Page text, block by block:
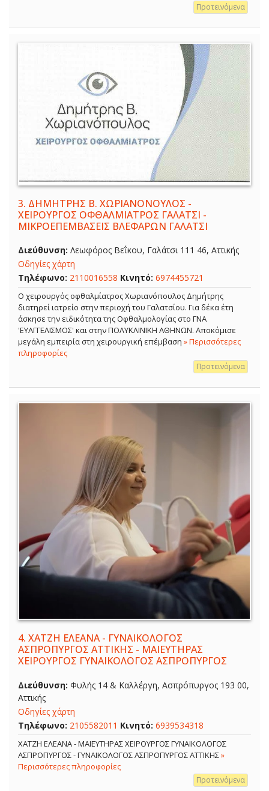
Προτεινόμενα
3. ΔΗΜΗΤΡΗΣ Β. ΧΩΡΙΑΝΟΝΟΥΛΟΣ -
ΧΕΙΡΟΥΡΓΟΣ ΟΦΘΑΛΜΙΑΤΡΟΣ ΓΑΛΑΤΣΙ -
ΜΙΚΡΟΕΠΕΜΒΑΣΕΙΣ ΒΛΕΦΑΡΩΝ ΓΑΛΑΤΣΙ
Διεύθυνση: Λεωφόρος Βεΐκου, Γαλάτσι 111 46, Αττικής
Οδηγίες χάρτη
Τηλέφωνο: 2110016558 Κινητό: 6974455721
Ο χειρουργός οφθαλμίατρος Χωριανόπουλος Δημήτρης
διατηρεί ιατρείο στην περιοχή του Γαλατσίου. Για δέκα έτη
άσκησε την ειδικότητα της Οφθαλμολογίας στο ΓΝΑ
'ΕΥΑΓΓΕΛΙΣΜΟΣ' και στην ΠΟΛΥΚΛΙΝΙΚΗ ΑΘΗΝΩΝ. Αποκόμισε
μεγάλη εμπειρία στη χειρουργική επέμβαση » Περισσότερες
πληροφορίες
Προτεινόμενα
4. ΧΑΤΖΗ ΕΛΕΑΝΑ - ΓΥΝΑΙΚΟΛΟΓΟΣ
ΑΣΠΡΟΠΥΡΓΟΣ ΑΤΤΙΚΗΣ - ΜΑΙΕΥΤΗΡΑΣ
ΧΕΙΡΟΥΡΓΟΣ ΓΥΝΑΙΚΟΛΟΓΟΣ ΑΣΠΡΟΠΥΡΓΟΣ
Διεύθυνση: Φυλής 14 & Καλλέργη, Ασπρόπυργος 193 00,
Αττικής
Οδηγίες χάρτη
Τηλέφωνο: 2105582011 Κινητό: 6939534318
ΧΑΤΖΗ ΕΛΕΑΝΑ - ΜΑΙΕΥΤΗΡΑΣ ΧΕΙΡΟΥΡΓΟΣ ΓΥΝΑΙΚΟΛΟΓΟΣ
ΑΣΠΡΟΠΥΡΓΟΣ - ΓΥΝΑΙΚΟΛΟΓΟΣ ΑΣΠΡΟΠΥΡΓΟΣ ΑΤΤΙΚΗΣ»
Περισσότερες πληροφορίες
Προτεινόμενα